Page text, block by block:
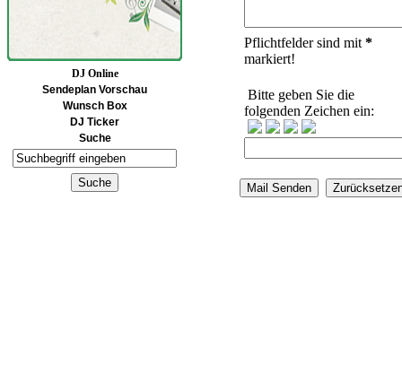
DJ Online
Sendeplan Vorschau
Wunsch Box
DJ Ticker
Suche
Pflichtfelder sind mit *
markiert!
Bitte geben Sie die
folgenden Zeichen ein: